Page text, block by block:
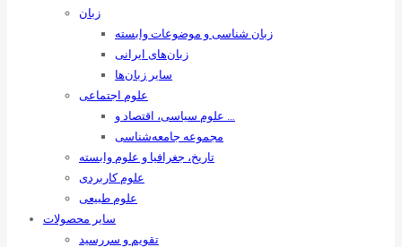
زبان
زبان ‌شناسی و موضوعات وابسته
زبان‌های ایرانی
سایر زبان‌ها
علوم اجتماعی
علوم سیاسی، اقتصاد و …
مجموعه جامعه‌شناسی
تاریخ، جغرافیا و علوم وابسته
علوم کاربردی
علوم طبیعی
سایر محصولات
تقویم و سررسید